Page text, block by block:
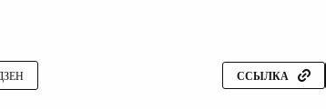
ССЫЛКА